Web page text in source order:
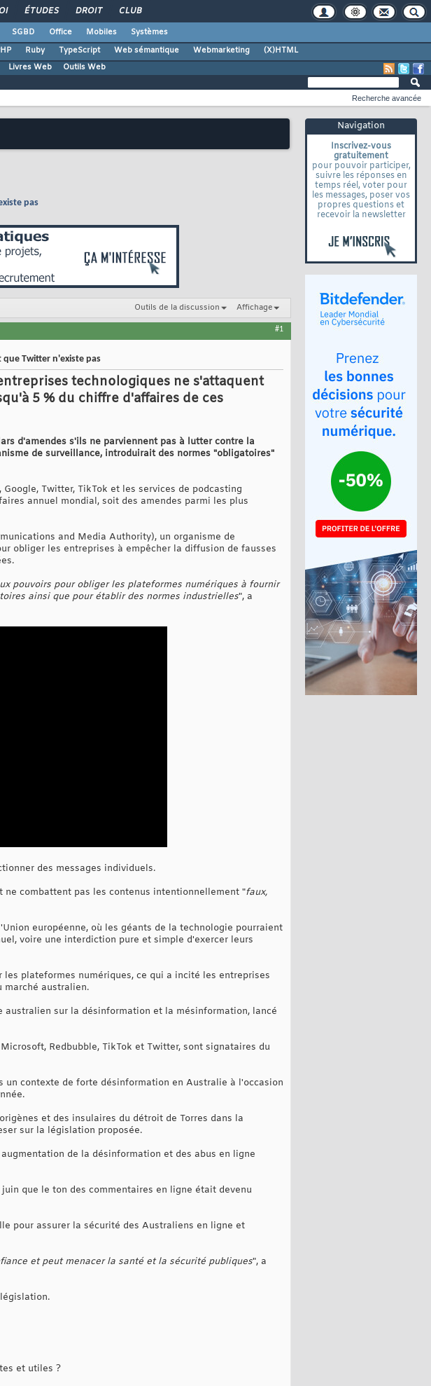
ÉTUDES DROIT CLUB
SGBD Office Mobiles
Systèmes
Ruby TypeScript Web sémantique Webmarketing
(X)HTML
Livres Web Outils Web
Navigation
Inscrivez-vous
gratuitement
pour pouvoir participer,
suivre les réponses en
temps réel, voter pour
les messages, poser vos
propres questions et
recevoir la newsletter
Recherche avancée
pas
Outils de la discussion Affichage
#1
Twitter n'existe pas
technologiques ne s'attaquent
5 % du chiffre d'affaires de ces
d'amendes s'ils ne parviennent pas à lutter contre la
de surveillance, introduirait des normes "obligatoires"
Twitter, TikTok et les services de podcasting
annuel mondial, soit des amendes parmi les plus
and Media Authority), un organisme de
obliger les entreprises à empêcher la diffusion de fausses
pouvoirs pour obliger les plateformes numériques à fournir
ainsi que pour établir des normes industrielles", a
des messages individuels.
combattent pas les contenus intentionnellement "faux,
européenne, où les géants de la technologie pourraient
voire une interdiction pure et simple d'exercer leurs
plateformes numériques, ce qui a incité les entreprises
marché australien.
sur la désinformation et la mésinformation, lancé
Redbubble, TikTok et Twitter, sont signataires du
contexte de forte désinformation en Australie à l'occasion
et des insulaires du détroit de Torres dans la
sur la législation proposée.
de la désinformation et des abus en ligne
que le ton des commentaires en ligne était devenu
pour assurer la sécurité des Australiens en ligne et
et peut menacer la santé et la sécurité publiques", a
et utiles ?